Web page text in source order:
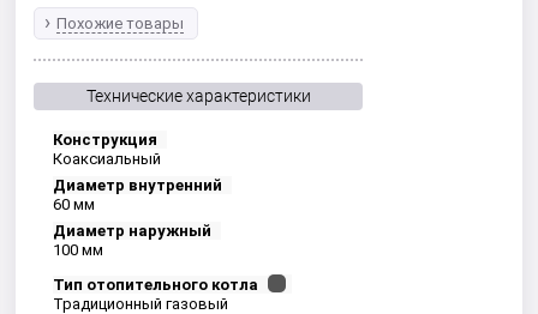
Похожие товары
Технические характеристики
Конструкция
Коаксиальный
Диаметр внутренний
60 мм
Диаметр наружный
100 мм
Тип отопительного котла
Традиционный газовый